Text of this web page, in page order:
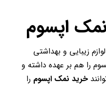
نمک اپسوم
زیبایی و بهداشتی
را هم بر عهده داشته و
خرید نمک اپسوم را